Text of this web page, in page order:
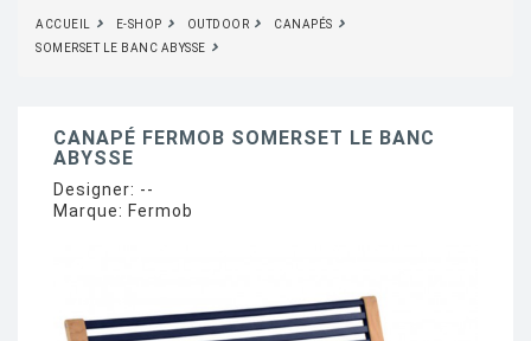
ACCUEIL E-SHOP OUTDOOR
CANAPÉS
SOMERSET LE BANC ABYSSE
CANAPÉ FERMOB SOMERSET LE BANC
ABYSSE
Designer: --
Marque: Fermob